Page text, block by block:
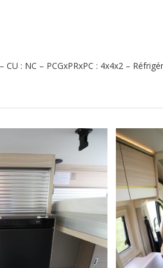
: NC – PCGxPRxPC : 4x4x2 –